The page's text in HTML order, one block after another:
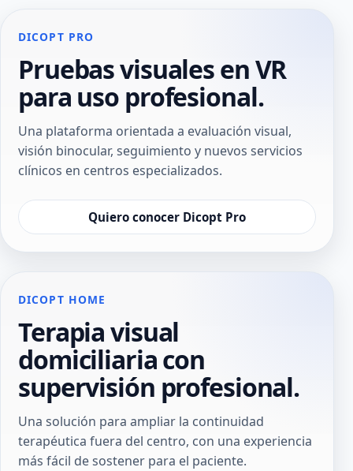
DICOPT PRO
Pruebas visuales en VR
para uso profesional.
Una plataforma orientada a evaluación visual,
visión binocular, seguimiento y nuevos servicios
clínicos en centros especializados.
Quiero conocer Dicopt Pro
DICOPT HOME
Terapia visual
domiciliaria con
supervisión profesional.
Una solución para ampliar la continuidad
terapéutica fuera del centro, con una experiencia
más fácil de sostener para el paciente.